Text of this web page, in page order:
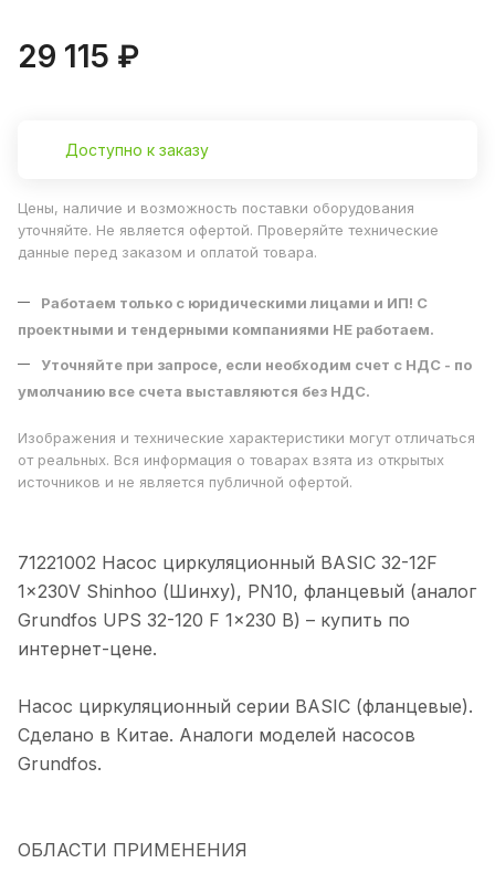
29 115 ₽
Доступно к заказу
Цены, наличие и возможность поставки оборудования
уточняйте. Не является офертой. Проверяйте технические
данные перед заказом и оплатой товара.
Работаем только с юридическими лицами и ИП! С
проектными и тендерными компаниями НЕ работаем.
Уточняйте при запросе, если необходим счет с НДС - по
умолчанию все счета выставляются без НДС.
Изображения и технические характеристики могут отличаться
от реальных. Вся информация о товарах взята из открытых
источников и не является публичной офертой.
71221002 Насос циркуляционный BASIC 32-12F
1x230V Shinhoo (Шинху), PN10, фланцевый (аналог
Grundfos UPS 32-120 F 1x230 В) – купить по
интeрнeт-цене.
Насос циркуляционный серии BASIC (фланцевые).
Сделано в Китае. Аналоги моделей насосов
Grundfos.
ОБЛАСТИ ПРИМЕНЕНИЯ